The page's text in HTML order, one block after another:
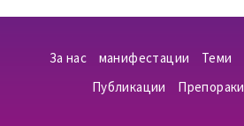
За нас манифестации Теми
Публикации
Препораки